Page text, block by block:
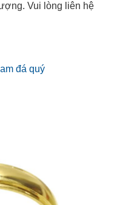
Vui lòng liên hệ
đá quý